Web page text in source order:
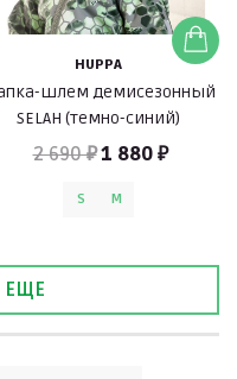
HUPPA
шлем демисезонный
SELAH (темно-синий)
2 690 ₽1 880 ₽
S M
ЕЩЕ